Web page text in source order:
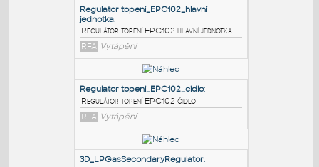
PODOBNÉ BLOKY
Regulator topeni_EPC102_hlavni
Regulátor topení EPC102 hlavní jednotka